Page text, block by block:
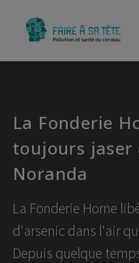
La Fonderie
toujours jaser
Noranda
La Fonderie Horne
d'arsenic dans l'air
Depuis quelque